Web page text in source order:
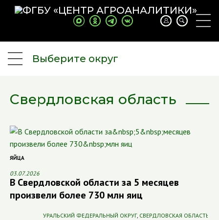
Выберите округ
Свердловская область
ЯЙЦА
03.07.2026
В Свердловской области за 5 месяцев
произвели более 730 млн яиц
УРАЛЬСКИЙ ФЕДЕРАЛЬНЫЙ ОКРУГ, СВЕРДЛОВСКАЯ ОБЛАСТЬ